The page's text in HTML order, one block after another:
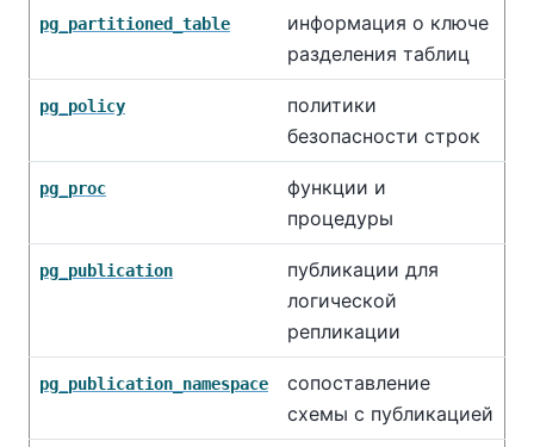
pg_partitioned_table
информация о ключе
разделения таблиц
pg_policy
политики
безопасности строк
pg_proc
функции и
процедуры
pg_publication
публикации для
логической
репликации
pg_publication_namespace
сопоставление
схемы с публикацией